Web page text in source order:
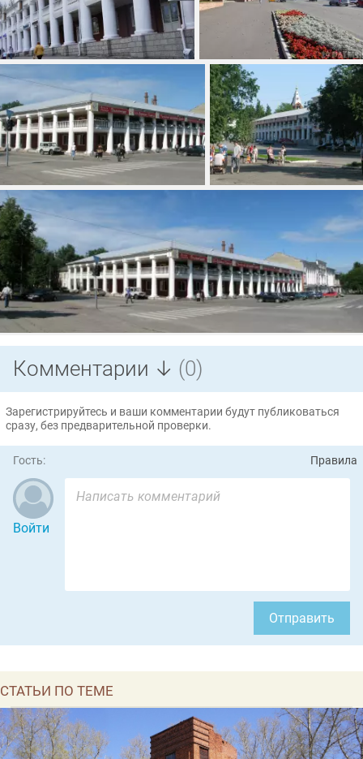
Комментарии ↓ (0)
Зарегистрируйтесь и ваши комментарии будут публиковаться
сразу, без предварительной проверки.
Гость: Правила
Войти
Отправить
СТАТЬИ ПО ТЕМЕ